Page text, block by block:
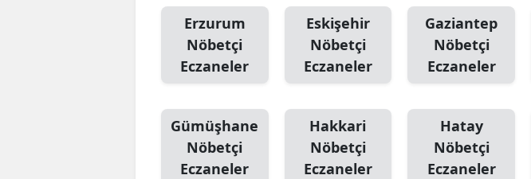
Erzurum
Nöbetçi
Eczaneler
Eskişehir
Nöbetçi
Eczaneler
Gaziantep
Nöbetçi
Eczaneler
Gümüşhane
Nöbetçi
Eczaneler
Hakkari
Nöbetçi
Eczaneler
Hatay
Nöbetçi
Eczaneler